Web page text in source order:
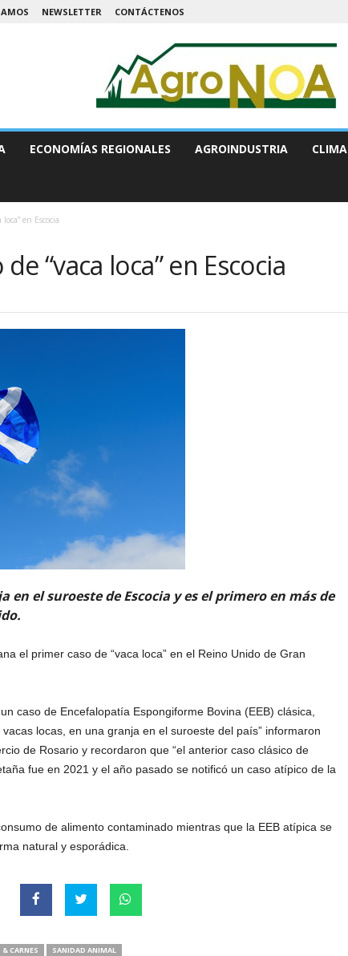
NEWSLETTER CONTÁCTENOS
ECONOMÍAS REGIONALES AGROINDUSTRIA CLIMA
en Escocia
“vaca loca” en Escocia
en el suroeste de Escocia y es el primero en más de
el primer caso de “vaca loca” en el Reino Unido de Gran
caso de Encefalopatía Espongiforme Bovina (EEB) clásica,
locas, en una granja en el suroeste del país” informaron
de Rosario y recordaron que “el anterior caso clásico de
fue en 2021 y el año pasado se notificó un caso atípico de la
de alimento contaminado mientras que la EEB atípica se
natural y esporádica.
CARNES SANIDAD ANIMAL